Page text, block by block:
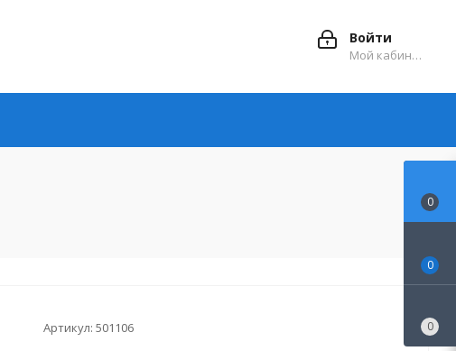
Войти
Мой кабинет
Артикул: 501106
0
0
0